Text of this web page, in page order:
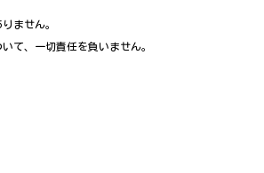
ません。
て、一切責任を負いません。